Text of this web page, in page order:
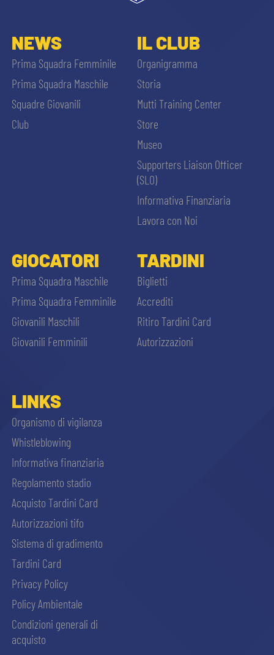
NEWS
Prima Squadra Femminile
Prima Squadra Maschile
Squadre Giovanili
Club
IL CLUB
Organigramma
Storia
Mutti Training Center
Store
Museo
Supporters Liaison Officer
(SLO)
Informativa Finanziaria
Lavora con Noi
GIOCATORI
Prima Squadra Maschile
Prima Squadra Femminile
Giovanili Maschili
Giovanili Femminili
TARDINI
Biglietti
Accrediti
Ritiro Tardini Card
Autorizzazioni
LINKS
Organismo di vigilanza
Whistleblowing
Informativa finanziaria
Regolamento stadio
Acquisto Tardini Card
Autorizzazioni tifo
Sistema di gradimento
Tardini Card
Privacy Policy
Policy Ambientale
Condizioni generali di
acquisto